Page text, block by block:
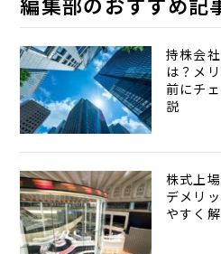
持株会
は？メ
前にチ
説
株式上
デメリ
やすく